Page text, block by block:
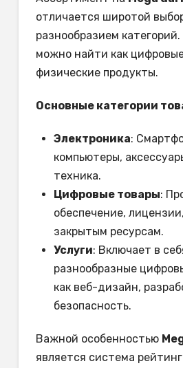
отличается широтой
разнообразием
можно найти как
физические продукты.
Основные категории
Электроника:
компьютеры,
техника.
Цифровые товары:
обеспечение,
закрытым ресурсам.
Услуги: Включает в
разнообразные
как веб-дизайн,
безопасность.
Важной особенностью
является система